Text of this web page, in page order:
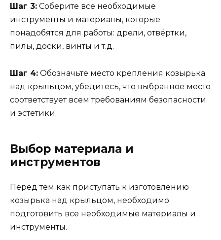
Шаг 3: Соберите все необходимые
инструменты и материалы, которые
понадобятся для работы: дрели, отвёртки,
пилы, доски, винты и т.д.
Шаг 4: Обозначьте место крепления козырька
над крыльцом, убедитесь, что выбранное место
соответствует всем требованиям безопасности
и эстетики.
Выбор материала и
инструментов
Перед тем как приступать к изготовлению
козырька над крыльцом, необходимо
подготовить все необходимые материалы и
инструменты.